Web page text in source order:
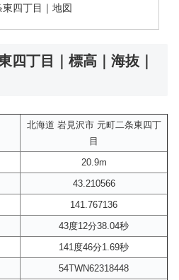
四丁目｜地図
四丁目｜標高｜海抜｜
北海道 岩見沢市 元町二条東四丁
目
20.9m
43.210566
141.767136
43度12分38.04秒
141度46分1.69秒
54TWN62318448